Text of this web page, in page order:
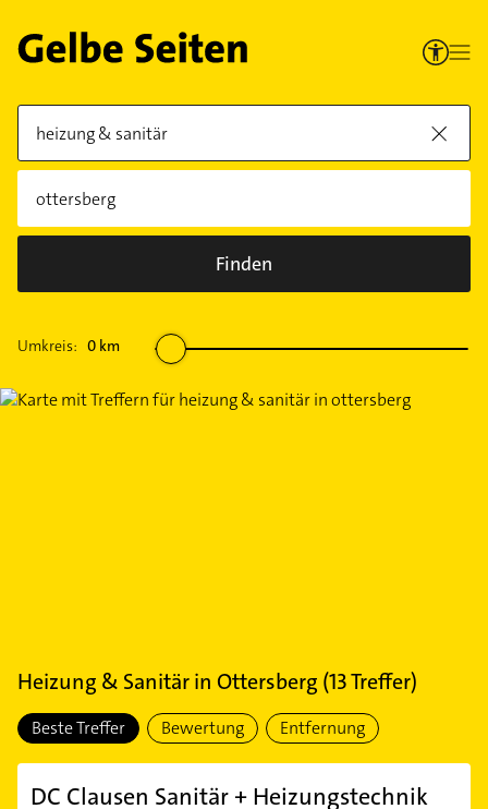
Finden
Umkreis: 0 km
Heizung & Sanitärin Ottersberg (13Treffer)
Beste Treffer Bewertung Entfernung
DC Clausen Sanitär + Heizungstechnik